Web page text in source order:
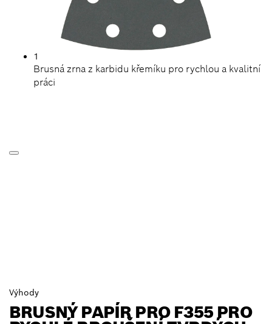
1
Brusná zrna z karbidu křemíku pro rychlou a kvalitní
práci
Výhody
BRUSNÝ PAPÍR PRO F355 PRO